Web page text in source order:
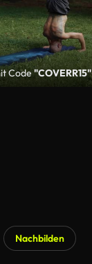
Code"COVERR15"
Nachbilden